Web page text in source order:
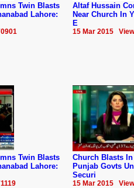
Twin Blasts
Lahore:
Altaf Hussain
Near Church In
E
15 Mar 2015
Twin Blasts
Lahore:
Church Blasts
Punjab Govts
Securi
15 Mar 2015